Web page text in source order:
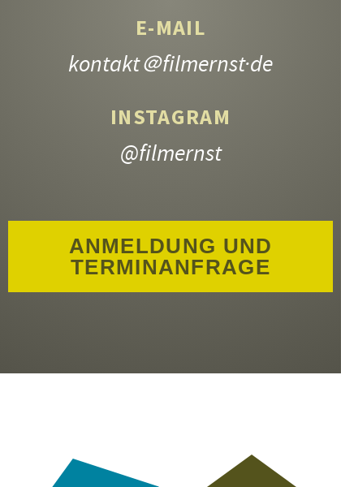
E-MAIL
kontakt＠filmernst·de
INSTAGRAM
@filmernst
ANMELDUNG UND
TERMINANFRAGE